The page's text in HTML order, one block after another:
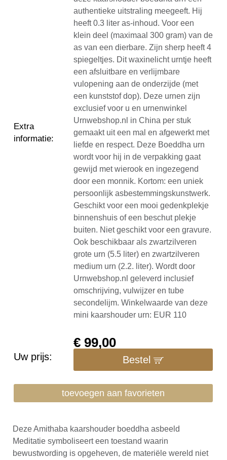
Extra
informatie:
authentieke uitstraling meegeeft. Hij
heeft 0.3 liter as-inhoud. Voor een
klein deel (maximaal 300 gram) van de
as van een dierbare. Zijn sherp heeft 4
spiegeltjes. Dit waxinelicht urntje heeft
een afsluitbare en verlijmbare
vulopening aan de onderzijde (met
een kunststof dop). Deze urnen zijn
exclusief voor u en urnenwinkel
Urnwebshop.nl in China per stuk
gemaakt uit een mal en afgewerkt met
liefde en respect. Deze Boeddha urn
wordt voor hij in de verpakking gaat
gewijd met wierook en ingezegend
door een monnik. Kortom: een uniek
persoonlijk asbestemmingskunstwerk.
Geschikt voor een mooi gedenkplekje
binnenshuis of een beschut plekje
buiten. Niet geschikt voor een gravure.
Ook beschikbaar als zwartzilveren
grote urn (5.5 liter) en zwartzilveren
medium urn (2.2. liter). Wordt door
Urnwebshop.nl geleverd inclusief
omschrijving, vulwijzer en tube
secondelijm. Winkelwaarde van deze
mini kaarshouder urn: EUR 110
Uw prijs:
€ 99,00
Bestel
toevoegen aan favorieten
Deze Amithaba kaarshouder boeddha asbeeld
Meditatie symboliseert een toestand waarin
bewustwording is opgeheven, de materiële wereld niet